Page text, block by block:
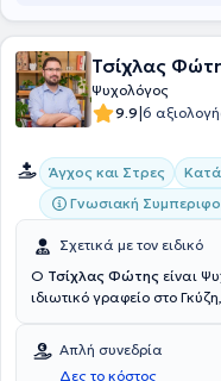
Τσίχλας
Ψυχολόγος
9.9|6
Άγχος και Στρες
Γνωσιακή
Σχετικά με τον ειδικό
Ο Τσίχλας Φώτης είναι
ιδιωτικό γραφείο στο
και κατέχει μεταπτυχιακό
Υγείας (Health
Απλή συνεδρία
Δες το κόστος